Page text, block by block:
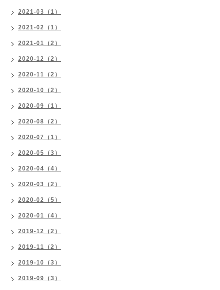
2021-03（1）
2021-02（1）
2021-01（2）
2020-12（2）
2020-11（2）
2020-10（2）
2020-09（1）
2020-08（2）
2020-07（1）
2020-05（3）
2020-04（4）
2020-03（2）
2020-02（5）
2020-01（4）
2019-12（2）
2019-11（2）
2019-10（3）
2019-09（3）